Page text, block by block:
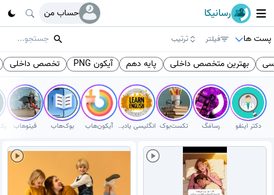
رسانیکا
حساب من
پست ها
فیلتر ترتیب
بهترین متخصص داخلی پایه دهم آیکون PNG تخصص داخلی
دکتر اینفو رسامَگ تکست‌بوک انگلیسی یادبگیر آیکون‌هاب بوک‌هاب فینوهاب